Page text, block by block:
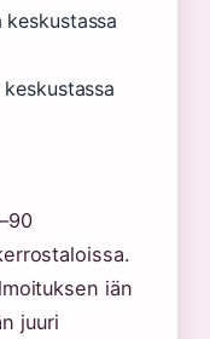
keskustassa
iän
juuri